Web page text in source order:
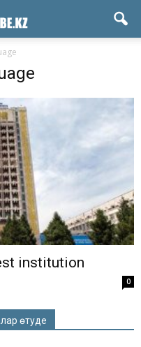
institution
0
өтуде